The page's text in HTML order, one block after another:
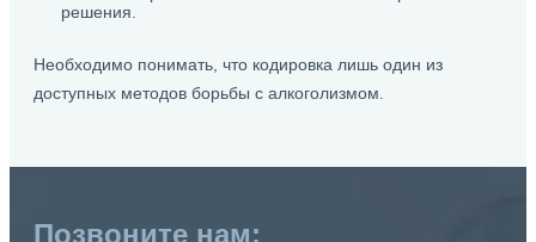
решения.
Необходимо понимать, что кодировка лишь один из
доступных методов борьбы с алкоголизмом.
Позвоните нам: